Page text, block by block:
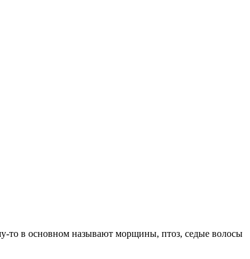
то в основном называют морщины, птоз, седые волосы